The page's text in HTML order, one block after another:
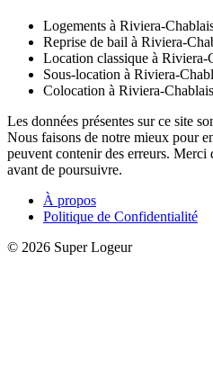
Logements à Riviera-
Reprise de bail à Riviera-
Location classique à Riviera-
Sous-location à Riviera-
Colocation à Riviera-Chablais
Les données présentes sur ce site
Nous faisons de notre mieux pour
peuvent contenir des erreurs.
avant de poursuivre.
À propos
Politique de Confidentialité
© 2026 Super Logeur